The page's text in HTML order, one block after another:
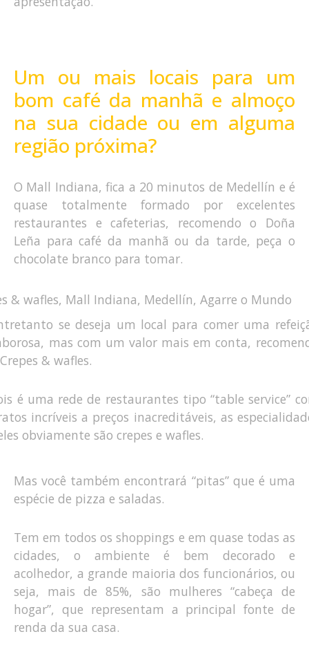
Um ou mais locais para um
bom café da manhã e almoço
na sua cidade ou em alguma
região próxima?
O Mall Indiana, fica a 20 minutos de Medellín e é
quase totalmente formado por excelentes
restaurantes e cafeterias, recomendo o Doña
Leña para café da manhã ou da tarde, peça o
chocolate branco para tomar.
se deseja um local para comer uma
mas com um valor mais em conta,
& wafles.
é uma rede de restaurantes tipo “table service”
incríveis a preços inacreditáveis, as
obviamente são crepes e wafles.
Mas você também encontrará “pitas” que é uma
espécie de pizza e saladas.
Tem em todos os shoppings e em quase todas as
cidades, o ambiente é bem decorado e
acolhedor, a grande maioria dos funcionários, ou
seja, mais de 85%, são mulheres “cabeça de
hogar”, que representam a principal fonte de
renda da sua casa.